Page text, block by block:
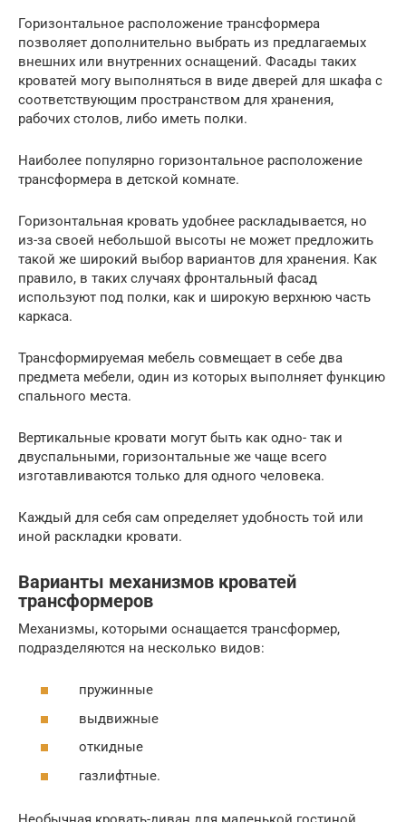
Горизонтальное расположение трансформера
позволяет дополнительно выбрать из предлагаемых
внешних или внутренних оснащений. Фасады таких
кроватей могу выполняться в виде дверей для шкафа с
соответствующим пространством для хранения,
рабочих столов, либо иметь полки.
Наиболее популярно горизонтальное расположение
трансформера в детской комнате.
Горизонтальная кровать удобнее раскладывается, но
из-за своей небольшой высоты не может предложить
такой же широкий выбор вариантов для хранения. Как
правило, в таких случаях фронтальный фасад
используют под полки, как и широкую верхнюю часть
каркаса.
Трансформируемая мебель совмещает в себе два
предмета мебели, один из которых выполняет функцию
спального места.
Вертикальные кровати могут быть как одно- так и
двуспальными, горизонтальные же чаще всего
изготавливаются только для одного человека.
Каждый для себя сам определяет удобность той или
иной раскладки кровати.
Варианты механизмов кроватей
трансформеров
Механизмы, которыми оснащается трансформер,
подразделяются на несколько видов:
пружинные
выдвижные
откидные
газлифтные.